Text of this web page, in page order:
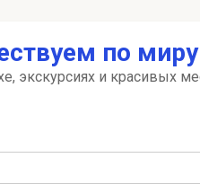
по
экскурсиях и красивых